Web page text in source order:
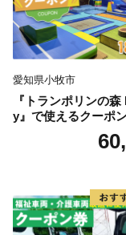
愛知県小牧市
『トランポリンの
y』で使えるクーポ